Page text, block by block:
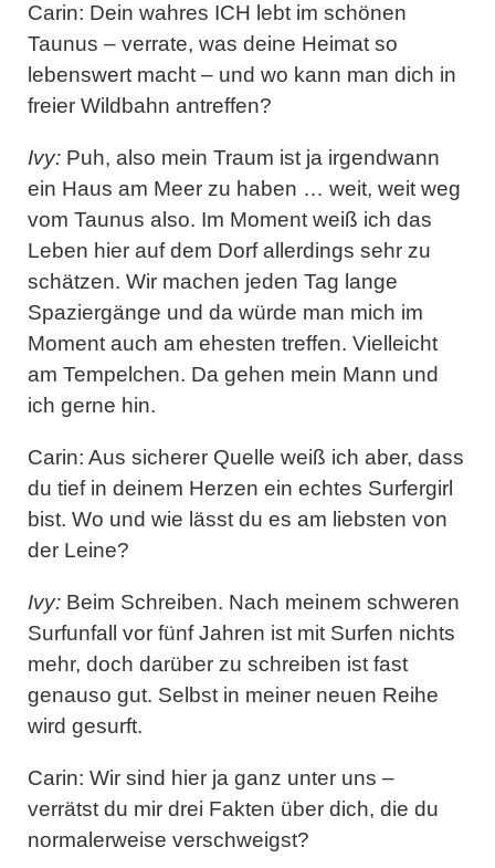
Carin: Dein wahres ICH lebt im schönen
Taunus – verrate, was deine Heimat so
lebenswert macht – und wo kann man dich in
freier Wildbahn antreffen?
Ivy: Puh, also mein Traum ist ja irgendwann
ein Haus am Meer zu haben … weit, weit weg
vom Taunus also. Im Moment weiß ich das
Leben hier auf dem Dorf allerdings sehr zu
schätzen. Wir machen jeden Tag lange
Spaziergänge und da würde man mich im
Moment auch am ehesten treffen. Vielleicht
am Tempelchen. Da gehen mein Mann und
ich gerne hin.
Carin: Aus sicherer Quelle weiß ich aber, dass
du tief in deinem Herzen ein echtes Surfergirl
bist. Wo und wie lässt du es am liebsten von
der Leine?
Ivy: Beim Schreiben. Nach meinem schweren
Surfunfall vor fünf Jahren ist mit Surfen nichts
mehr, doch darüber zu schreiben ist fast
genauso gut. Selbst in meiner neuen Reihe
wird gesurft.
Carin: Wir sind hier ja ganz unter uns –
verrätst du mir drei Fakten über dich, die du
normalerweise verschweigst?